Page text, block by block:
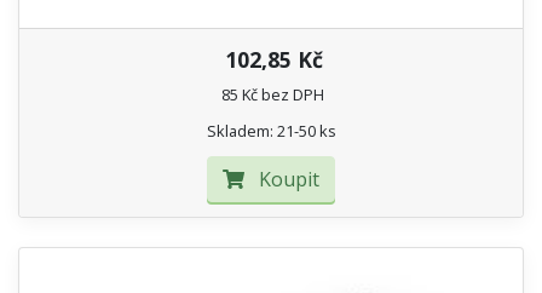
102,85 Kč
85 Kč bez DPH
Skladem: 21-50 ks
Koupit